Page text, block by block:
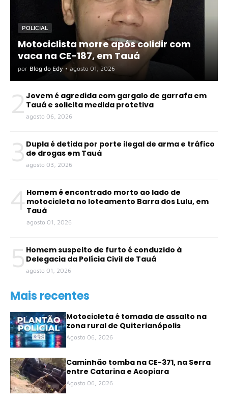
POLICIAL
Motociclista morre após colidir com
vaca na CE-187, em Tauá
por Blog do Edy • agosto 01, 2026
2 Jovem é agredida com gargalo de garrafa em
Tauá e solicita medida protetiva
agosto 06, 2026
3 Dupla é detida por porte ilegal de arma e tráfico
de drogas em Tauá
agosto 03, 2026
4 Homem é encontrado morto ao lado de
motocicleta no loteamento Barra dos Lulu, em
Tauá
agosto 01, 2026
5 Homem suspeito de furto é conduzido à
Delegacia da Polícia Civil de Tauá
agosto 01, 2026
Mais recentes
Motocicleta é tomada de assalto na
zona rural de Quiterianópolis
Agosto 06, 2026
Caminhão tomba na CE-371, na Serra
entre Catarina e Acopiara
Agosto 06, 2026